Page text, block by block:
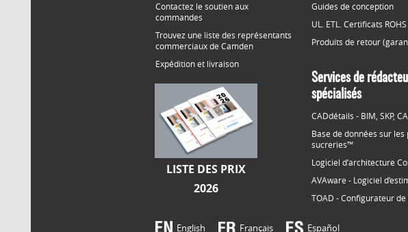
Contactez le soutien aux
commandes
Trouvez une liste des représentants
commerciaux de Camden
Expédition et livraison
LISTE DES PRIX
2026
Guides de conception
UL. ETL. Certificats ROHS
Produits de retour
Services de
spécialisés
CADdétails - BIM, SKP,
Base de données sur les
sucreries™
Logiciel d’architecture
AVAware - Logiciel
TOAD - Configurateur
English Français Español